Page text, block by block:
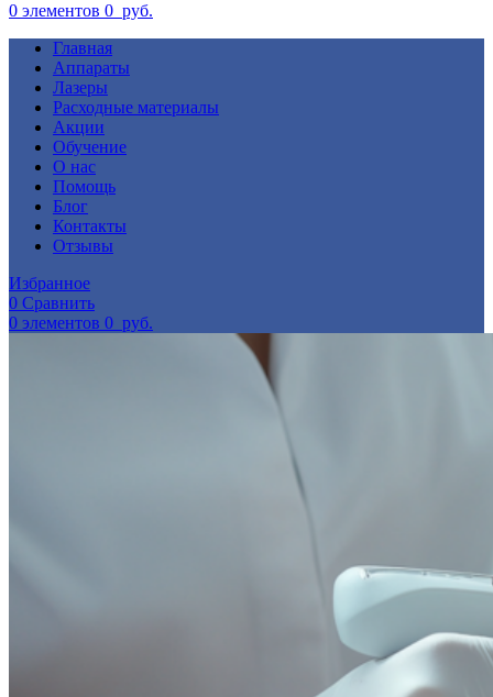
0 элементов 0 руб.
Главная
Аппараты
Лазеры
Расходные материалы
Акции
Обучение
О нас
Помощь
Блог
Контакты
Отзывы
Избранное
0 Сравнить
0 элементов 0 руб.